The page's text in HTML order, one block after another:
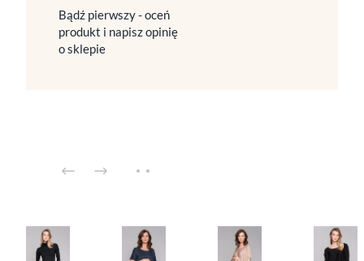
Bądź pierwszy - oceń
produkt i napisz opinię
o sklepie